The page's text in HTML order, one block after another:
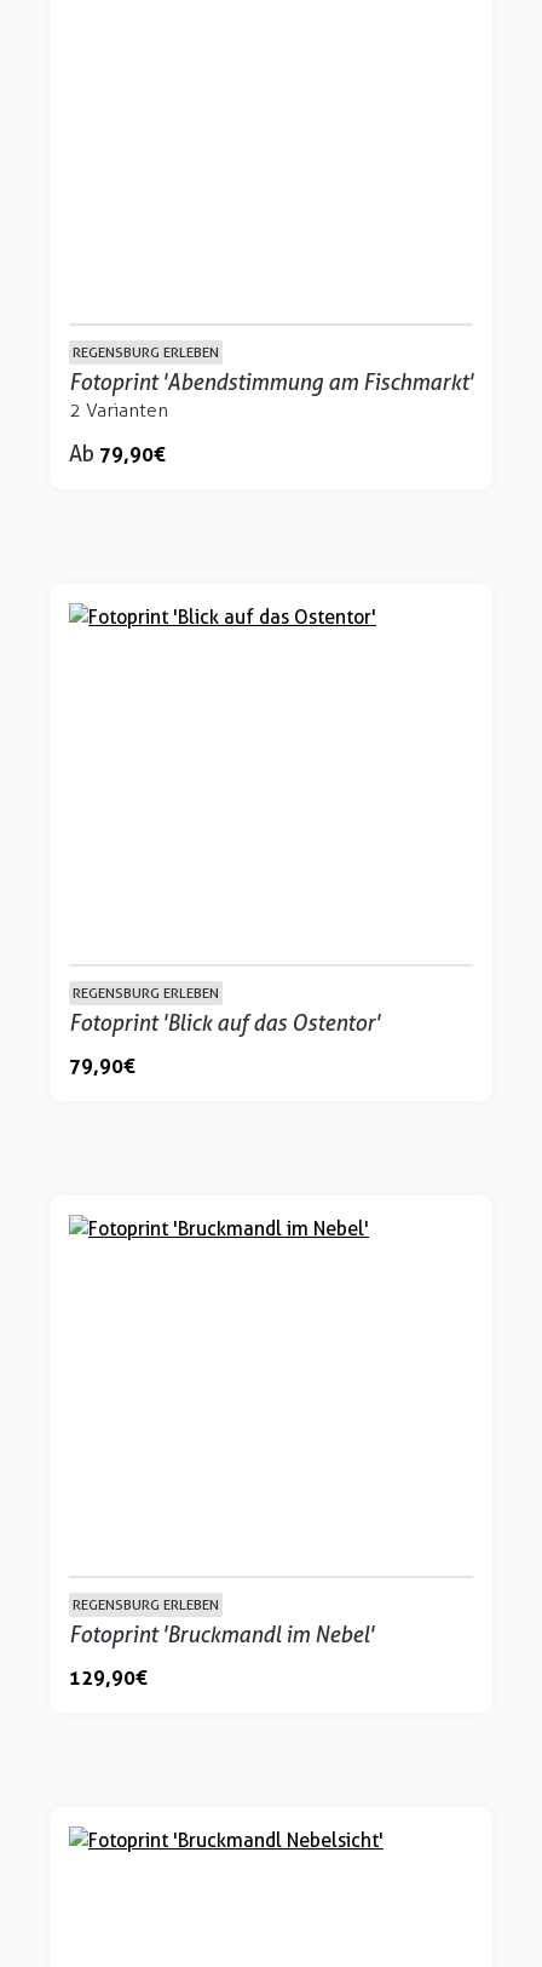
REGENSBURG ERLEBEN
Fotoprint 'Abendstimmung am Fischmarkt'
2 Varianten
Ab 79,90 €
REGENSBURG ERLEBEN
Fotoprint 'Blick auf das Ostentor'
79,90 €
REGENSBURG ERLEBEN
Fotoprint 'Bruckmandl im Nebel'
129,90 €